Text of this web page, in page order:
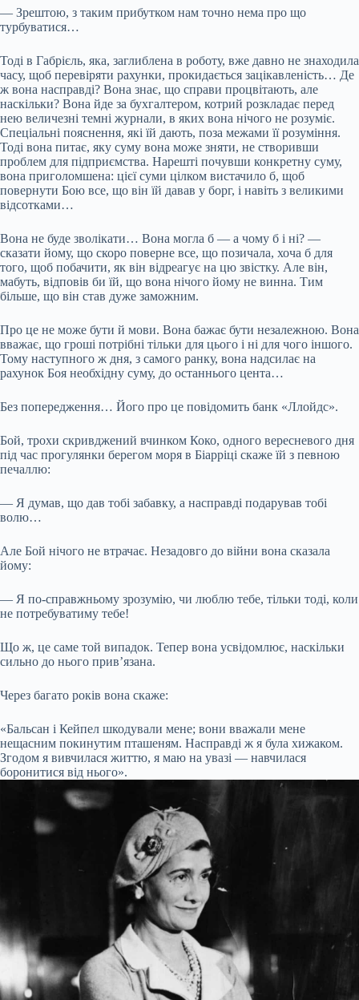
— Зрештою, з таким прибутком нам точно нема про що
турбуватися…
Тоді в Габрієль, яка, заглиблена в роботу, вже давно не знаходила
часу, щоб перевіряти рахунки, прокидається зацікавленість… Де
ж вона насправді? Вона знає, що справи процвітають, але
наскільки? Вона йде за бухгалтером, котрий розкладає перед
нею величезні темні журнали, в яких вона нічого не розуміє.
Спеціальні пояснення, які їй дають, поза межами її розуміння.
Тоді вона питає, яку суму вона може зняти, не створивши
проблем для підприємства. Нарешті почувши конкретну суму,
вона приголомшена: цієї суми цілком вистачило б, щоб
повернути Бою все, що він їй давав у борг, і навіть з великими
відсотками…
Вона не буде зволікати… Вона могла б — а чому б і ні? —
сказати йому, що скоро поверне все, що позичала, хоча б для
того, щоб побачити, як він відреагує на цю звістку. Але він,
мабуть, відповів би їй, що вона нічого йому не винна. Тим
більше, що він став дуже заможним.
Про це не може бути й мови. Вона бажає бути незалежною. Вона
вважає, що гроші потрібні тільки для цього і ні для чого іншого.
Тому наступного ж дня, з самого ранку, вона надсилає на
рахунок Боя необхідну суму, до останнього цента…
Без попередження… Його про це повідомить банк «Ллойдс».
Бой, трохи скривджений вчинком Коко, одного вересневого дня
під час прогулянки берегом моря в Біарріці скаже їй з певною
печаллю:
— Я думав, що дав тобі забавку, а насправді подарував тобі
волю…
Але Бой нічого не втрачає. Незадовго до війни вона сказала
йому:
— Я по-справжньому зрозумію, чи люблю тебе, тільки тоді, коли
не потребуватиму тебе!
Що ж, це саме той випадок. Тепер вона усвідомлює, наскільки
сильно до нього прив’язана.
Через багато років вона скаже:
«Бальсан і Кейпел шкодували мене; вони вважали мене
нещасним покинутим пташеням. Насправді ж я була хижаком.
Згодом я вивчилася життю, я маю на увазі — навчилася
боронитися від нього».